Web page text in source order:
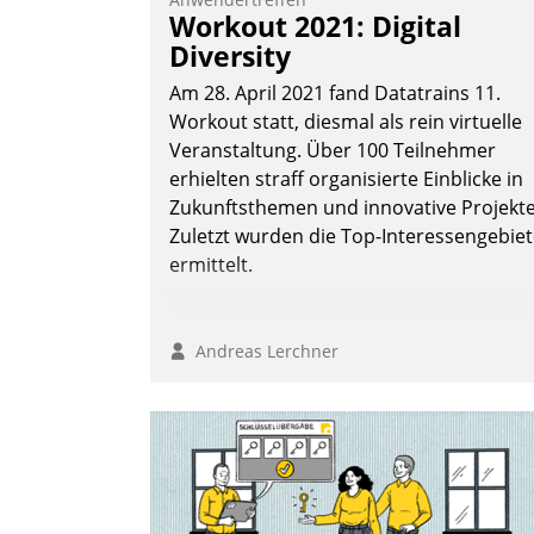
Workout 2021: Digital
Diversity
Am 28. April 2021 fand Datatrains 11.
Workout statt, diesmal als rein virtuelle
Veranstaltung. Über 100 Teilnehmer
erhielten straff organisierte Einblicke in
Zukunftsthemen und innovative
Zuletzt wurden die Top-
ermittelt.
Andreas Lerchner